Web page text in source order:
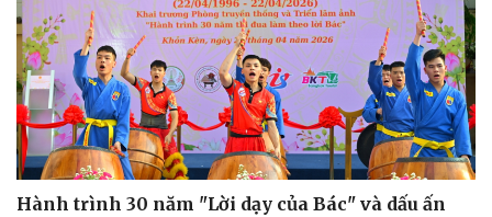
Hành trình 30 năm "Lời dạy của Bác" và dấu ấn